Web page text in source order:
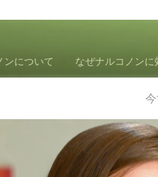
ンについて なぜナルコノン